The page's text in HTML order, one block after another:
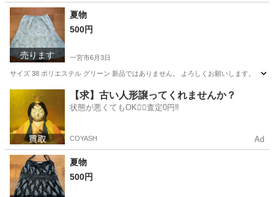
愛知 一宮市 その他
売ります
夏物
500円
一宮市6月3日
サイズ 38 ポリエステル グリーン 新品ではありません。 よろしくお願いします。
スカート 夏物
【求】古い人形譲ってくれませんか？
状態が悪くてもOK🙆‍♀️査定0円‼️
COYASH Ad
夏物
500円